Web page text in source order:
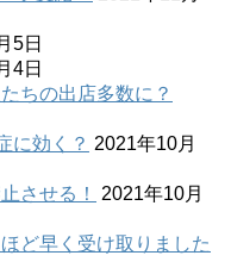
5日
4日
ちの出店多数に？
に効く？ 2021年10月
させる！
2021年10月
ど早く受け取りました